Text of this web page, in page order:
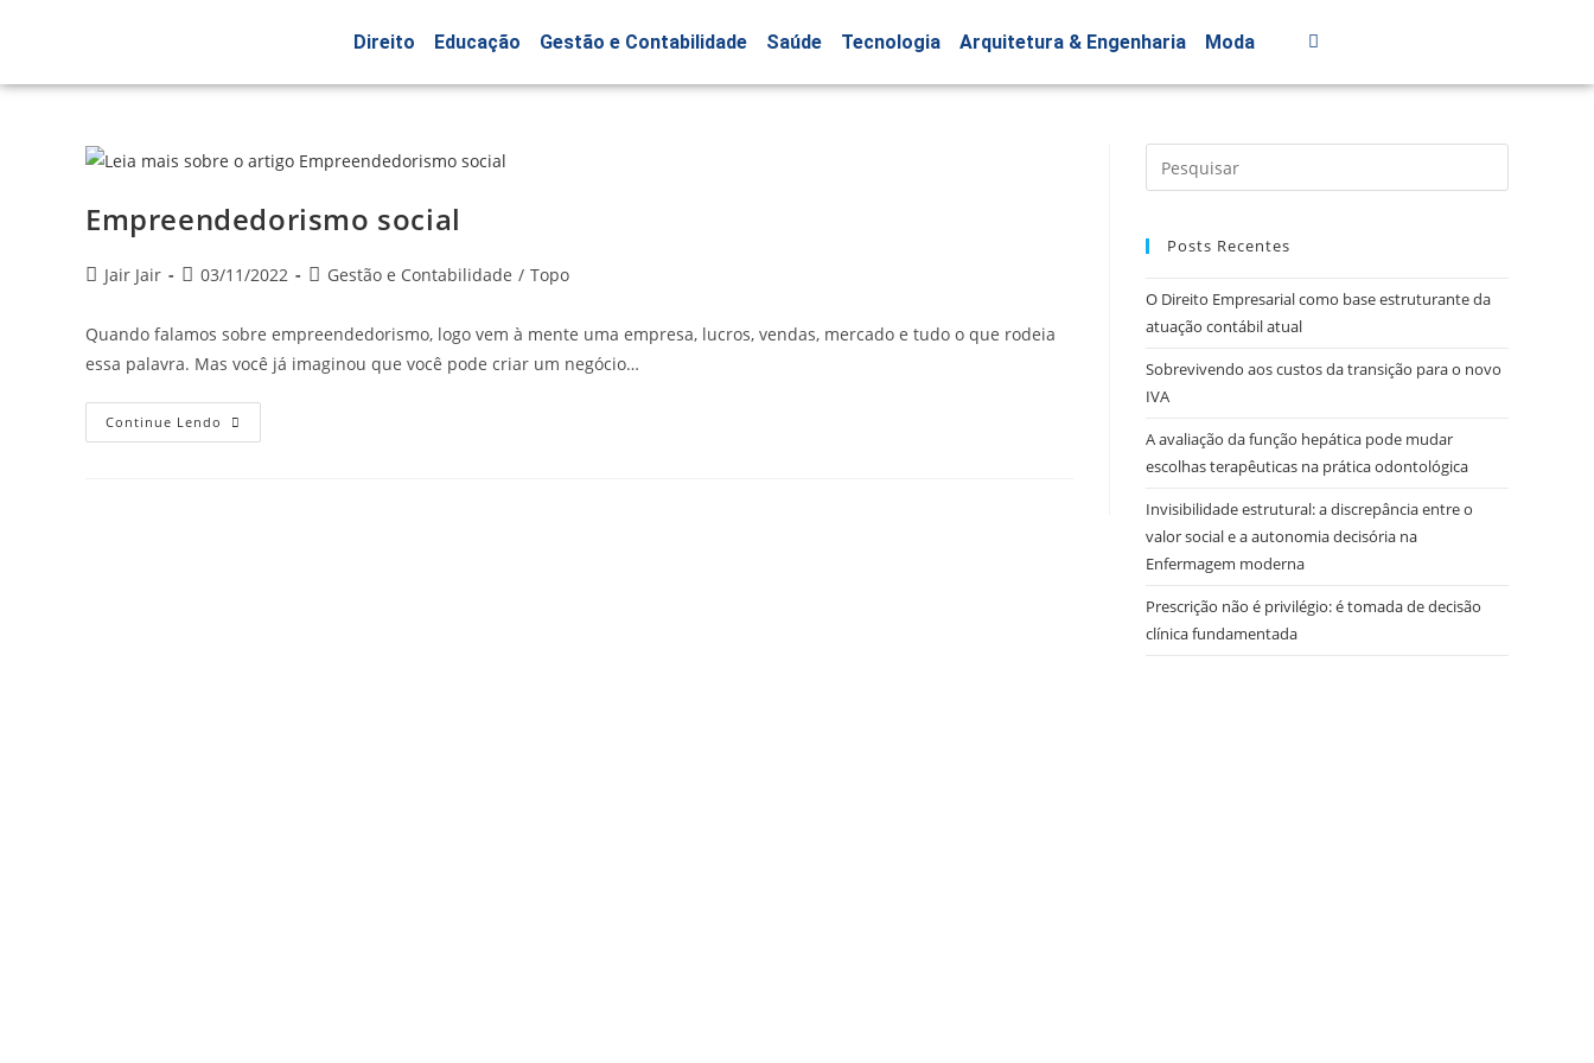
Direito Educação Gestão e Contabilidade Saúde Tecnologia Arquitetura & Engenharia Moda
Empreendedorismo social
Jair Jair 03/11/2022 Gestão e Contabilidade / Topo
Quando falamos sobre empreendedorismo, logo vem à mente uma empresa, lucros, vendas, mercado e tudo o que rodeia
essa palavra. Mas você já imaginou que você pode criar um negócio…
Continue Lendo
Posts Recentes
O Direito Empresarial como base estruturante da
atuação contábil atual
Sobrevivendo aos custos da transição para o novo
IVA
A avaliação da função hepática pode mudar
escolhas terapêuticas na prática odontológica
Invisibilidade estrutural: a discrepância entre o
valor social e a autonomia decisória na
Enfermagem moderna
Prescrição não é privilégio: é tomada de decisão
clínica fundamentada